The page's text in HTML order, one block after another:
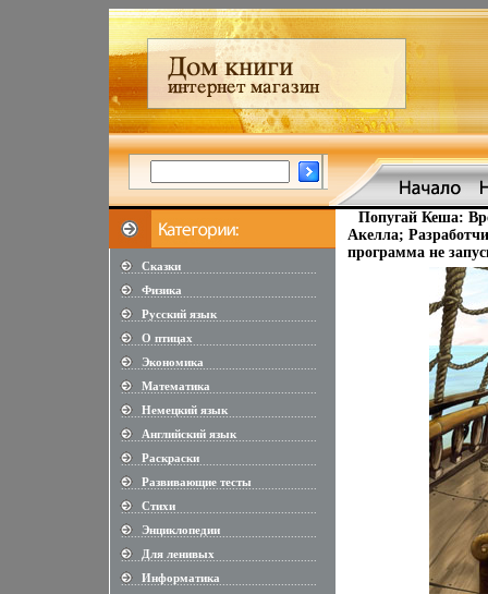
Сказки
............................................................
Физика
............................................................
Русский язык
............................................................
О птицах
............................................................
Экономика
............................................................
Математика
............................................................
Немецкий язык
............................................................
Английский язык
............................................................
Раскраски
............................................................
Развивающие тесты
............................................................
Стихи
............................................................
Энциклопедии
............................................................
Для ленивых
............................................................
Информатика
............................................................
Попугай Кеша:
Акелла;
программа не